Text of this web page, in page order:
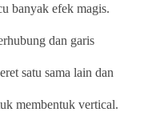
banyak efek magis.
dan garis
satu sama lain dan
membentuk vertical.